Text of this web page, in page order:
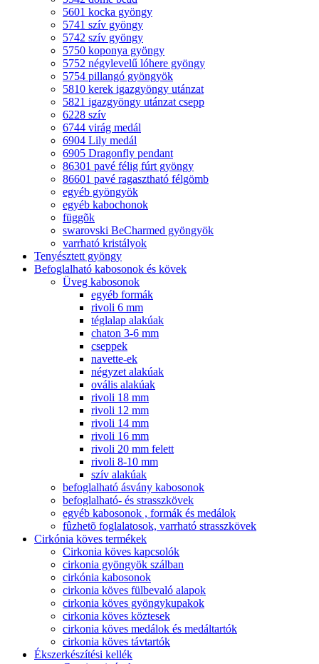
5601 kocka gyöngy
5741 szív gyöngy
5742 szív gyöngy
5750 koponya gyöngy
5752 négylevelű lóhere gyöngy
5754 pillangó gyöngyök
5810 kerek igazgyöngy utánzat
5821 igazgyöngy utánzat csepp
6228 szív
6744 virág medál
6904 Lily medál
6905 Dragonfly pendant
86301 pavé félig fúrt gyöngy
86601 pavé ragasztható félgömb
egyéb gyöngyök
egyéb kabochonok
függõk
swarovski BeCharmed gyöngyök
varrható kristályok
Tenyésztett gyöngy
Befoglalható kabosonok és kövek
Üveg kabosonok
egyéb formák
rivoli 6 mm
téglalap alakúak
chaton 3-6 mm
cseppek
navette-ek
négyzet alakúak
ovális alakúak
rivoli 18 mm
rivoli 12 mm
rivoli 14 mm
rivoli 16 mm
rivoli 20 mm felett
rivoli 8-10 mm
szív alakúak
befoglalható ásvány kabosonok
befoglalható- és strasszkövek
egyéb kabosonok , formák és medálok
fûzhetõ foglalatosok, varrható strasszkövek
Cirkónia köves termékek
Cirkonia köves kapcsolók
cirkonia gyöngyök szálban
cirkónia kabosonok
cirkonia köves fülbevaló alapok
cirkonia köves gyöngykupakok
cirkonia köves köztesek
cirkonia köves medálok és medáltartók
cirkonia köves távtartók
Ékszerkészítési kellék